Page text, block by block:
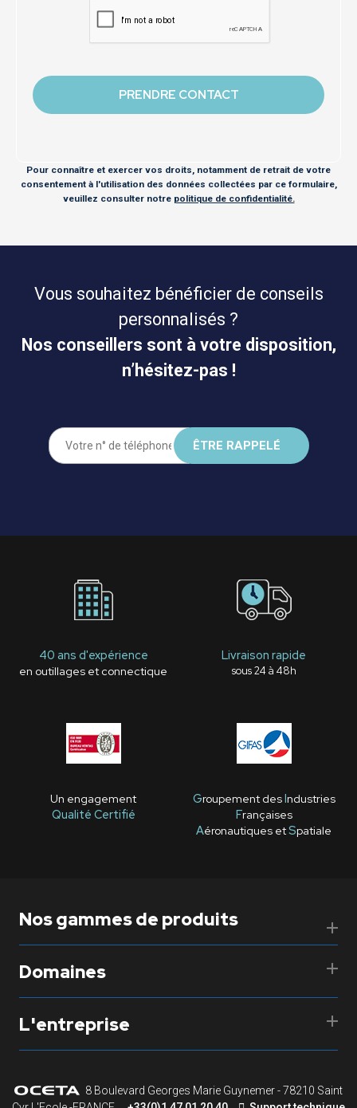
Pour connaître et exercer vos droits, notamment de retrait de votre
consentement à l'utilisation des données collectées par ce formulaire,
veuillez consulter notre politique de confidentialité.
Vous souhaitez bénéficier de conseils
personnalisés ?
Nos conseillers sont à votre disposition,
n’hésitez-pas !
40 ans d'expérience
en outillages et connectique
Livraison rapide
sous 24 à 48h
Un engagement
Qualité Certifié
Groupement desIndustries
Françaises
Aéronautiques etSpatiale
Nos gammes de produits
Domaines
L'entreprise
8 Boulevard Georges Marie Guynemer - 78210 Saint